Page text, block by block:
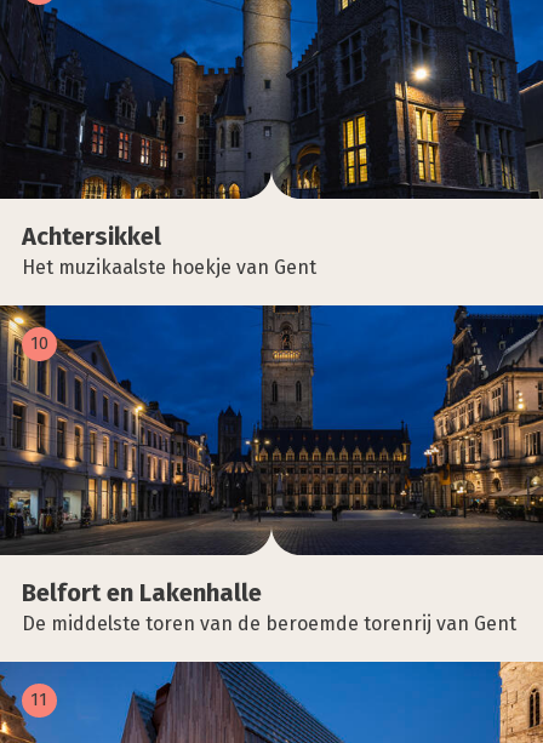
Ach­ter­sik­kel
Het muzikaalste hoekje van Gent
Bel­fort en Laken­hal­le
De middelste toren van de beroemde torenrij van Gent
10
11